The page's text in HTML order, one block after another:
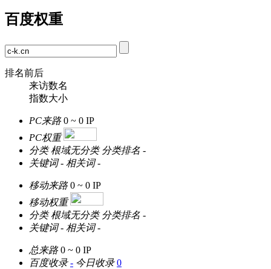
百度权重
排名前后
来访数名
指数大小
PC来路 0 ~ 0 IP
PC权重
分类 根域无分类 分类排名 -
关键词 - 相关词 -
移动来路 0 ~ 0 IP
移动权重
分类 根域无分类 分类排名 -
关键词 - 相关词 -
总来路 0 ~ 0 IP
百度收录 - 今日收录 0